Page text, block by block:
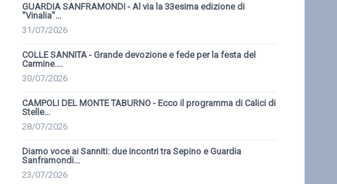
GUARDIA SANFRAMONDI - Al via la 33esima edizione di
''Vinalia''...
31/07/2026
COLLE SANNITA - Grande devozione e fede per la festa del
Carmine....
30/07/2026
CAMPOLI DEL MONTE TABURNO - Ecco il programma di Calici di
Stelle...
28/07/2026
Diamo voce ai Sanniti: due incontri tra Sepino e Guardia
Sanframondi...
23/07/2026